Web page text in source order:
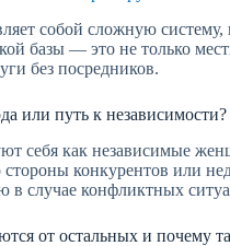
собой сложную
базы — это не только
без посредников.
или путь к независимости?
себя как независимые
конкурентов или
в случае конфликтных
от остальных и почему